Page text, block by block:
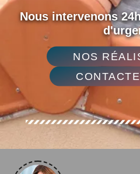
Nous intervenons
NOS